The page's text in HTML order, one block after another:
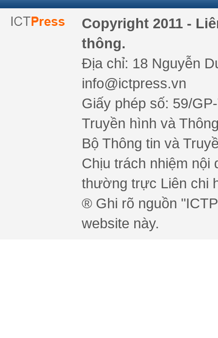
Copyright 2011 -
thông.
Địa chỉ: 18 Nguyễn
info@ictpress.vn
Giấy phép số: 59/
Truyền hình và
Bộ Thông tin và
Chịu trách nhiệm nội
thường trực Liên chi
® Ghi rõ nguồn
website này.